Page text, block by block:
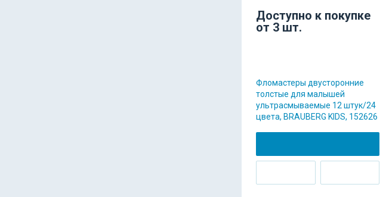
Доступно к покупке
от 3 шт.
Фломастеры двусторонние
толстые для малышей
ультрасмываемые 12 штук/24
цвета, BRAUBERG KIDS, 152626